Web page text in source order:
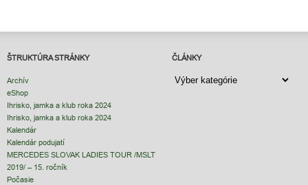
ŠTRUKTÚRA STRÁNKY
Archív
eShop
Ihrisko, jamka a klub roka 2024
Ihrisko, jamka a klub roka 2024
Kalendár
Kalendár podujatí
MERCEDES SLOVAK LADIES TOUR /MSLT
2019/ – 15. ročník
Počasie
ČLÁNKY
ČLÁNKY